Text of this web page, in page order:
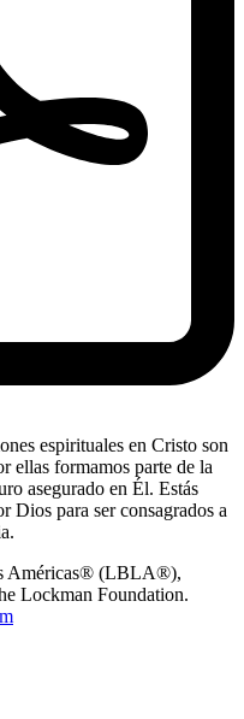
espirituales en Cristo son
ellas formamos parte de la
asegurado en Él. Estás
Dios para ser consagrados a
Américas® (LBLA®),
Lockman Foundation.